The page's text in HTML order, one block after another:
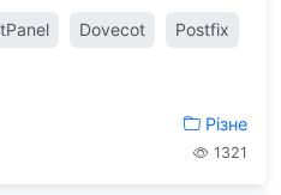
Dovecot
Postfix
Різне
1321